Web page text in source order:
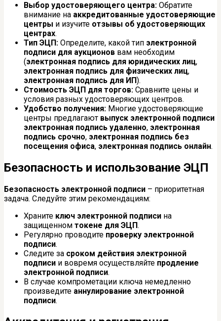
Выбор удостоверяющего центра: Обратите
внимание на аккредитованные удостоверяющие
центры и изучите отзывы об удостоверяющих
центрах.
Тип ЭЦП: Определите, какой тип электронной
подписи для аукционов вам необходим
(электронная подпись для юридических лиц,
электронная подпись для физических лиц,
электронная подпись для ИП).
Стоимость ЭЦП для торгов: Сравните цены и
условия разных удостоверяющих центров.
Удобство получения: Многие удостоверяющие
центры предлагают выпуск электронной подписи
электронная подпись удаленно, электронная
подпись срочно, электронная подпись без
посещения офиса, электронная подпись онлайн.
Безопасность и использование ЭЦП
Безопасность электронной подписи – приоритетная
задача. Следуйте этим рекомендациям:
Храните ключ электронной подписи на
защищенном токене для ЭЦП.
Регулярно проводите проверку электронной
подписи.
Следите за сроком действия электронной
подписи и вовремя осуществляйте продление
электронной подписи.
В случае компрометации ключа немедленно
произведите аннулирование электронной
подписи.